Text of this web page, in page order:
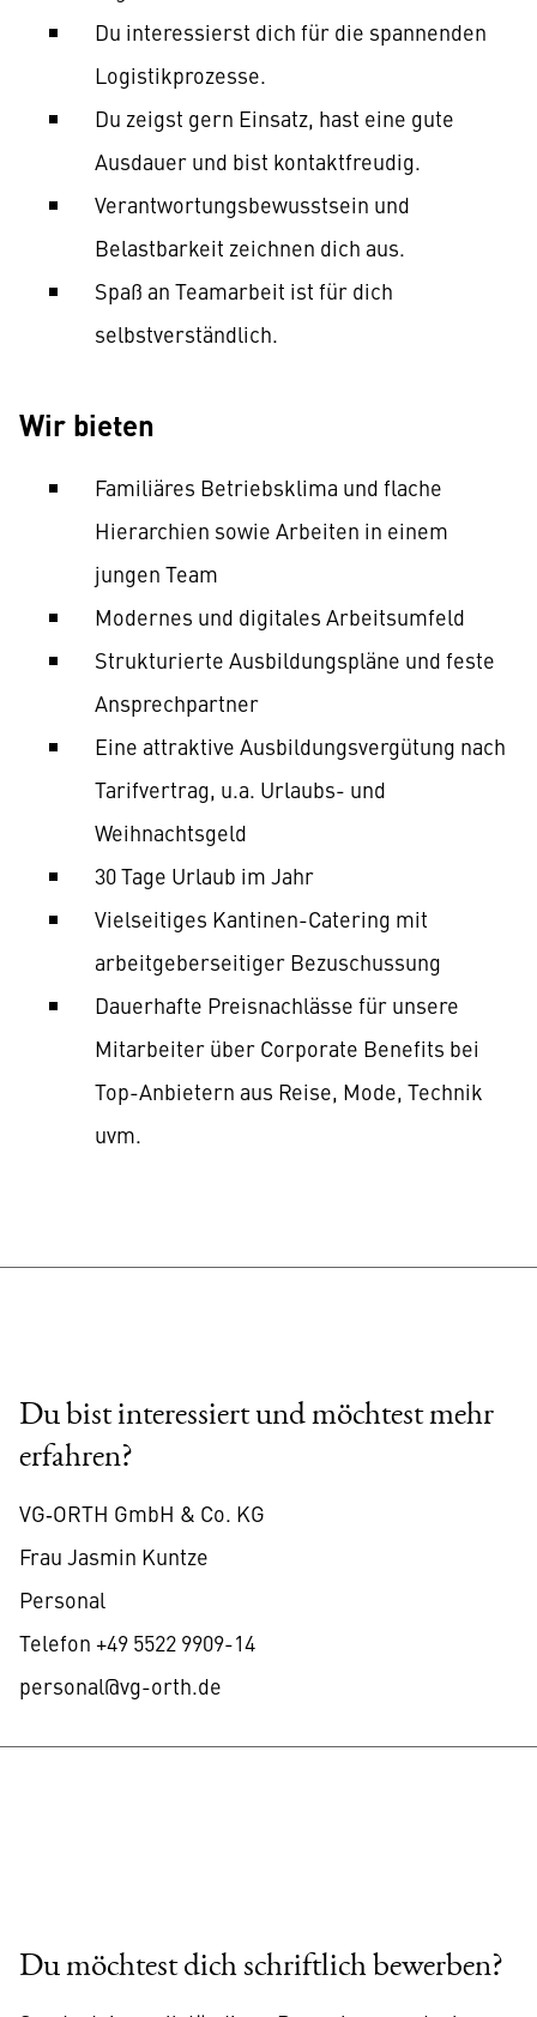
Du interessierst dich für die spannenden
Logistikprozesse.
Du zeigst gern Einsatz, hast eine gute
Ausdauer und bist kontaktfreudig.
Verantwortungsbewusstsein und
Belastbarkeit zeichnen dich aus.
Spaß an Teamarbeit ist für dich
selbstverständlich.
Wir bieten
Familiäres Betriebsklima und flache
Hierarchien sowie Arbeiten in einem
jungen Team
Modernes und digitales Arbeitsumfeld
Strukturierte Ausbildungspläne und feste
Ansprechpartner
Eine attraktive Ausbildungsvergütung nach
Tarifvertrag, u.a. Urlaubs- und
Weihnachtsgeld
30 Tage Urlaub im Jahr
Vielseitiges Kantinen-Catering mit
arbeitgeberseitiger Bezuschussung
Dauerhafte Preisnachlässe für unsere
Mitarbeiter über Corporate Benefits bei
Top-Anbietern aus Reise, Mode, Technik
uvm.
Du bist interessiert und möchtest mehr
erfahren?
VG‑ORTH GmbH & Co. KG
Frau Jasmin Kuntze
Personal
Telefon +49 5522 9909-14
personal@vg-orth.de
Du möchtest dich schriftlich bewerben?